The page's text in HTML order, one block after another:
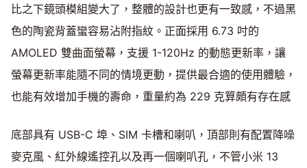
比之下鏡頭模組變大了，整體的設計也更有一致感，不過黑
色的陶瓷背蓋蠻容易沾附指紋。正面採用 6.73 吋的
AMOLED 雙曲面螢幕，支援 1-120Hz 的動態更新率，讓
螢幕更新率能隨不同的情境更動，提供最合適的使用體驗，
也能有效增加手機的壽命，重量約為 229 克算頗有存在感
底部具有 USB-C 埠、SIM 卡槽和喇叭，頂部則有配置降噪
麥克風、紅外線遙控孔以及再一個喇叭孔，不管小米 13